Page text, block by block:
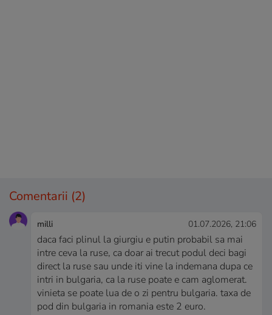
Comentarii (2)
milli 01.07.2026, 21:06
daca faci plinul la giurgiu e putin probabil sa mai
intre ceva la ruse, ca doar ai trecut podul deci bagi
direct la ruse sau unde iti vine la indemana dupa ce
intri in bulgaria, ca la ruse poate e cam aglomerat.
vinieta se poate lua de o zi pentru bulgaria. taxa de
pod din bulgaria in romania este 2 euro.